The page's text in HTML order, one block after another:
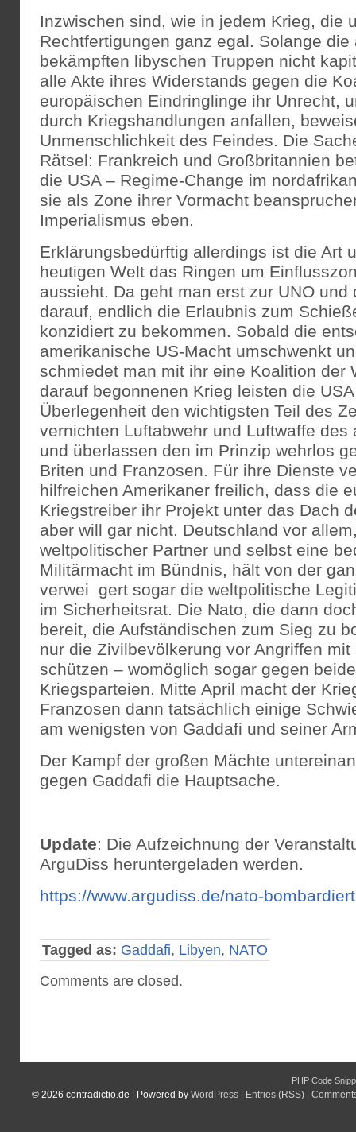
Inzwischen sind, wie in jedem Krieg, die
Rechtfertigungen ganz egal. Solange die
bekämpften libyschen Truppen nicht
alle Akte ihres Widerstands gegen die
europäischen Eindringlinge ihr Unrecht,
durch Kriegshandlungen anfallen,
Unmenschlichkeit des Feindes. Die
Rätsel: Frankreich und Großbritannien
die USA – Regime-Change im
sie als Zone ihrer Vormacht
Imperialismus eben.
Erklärungsbedürftig allerdings ist die Art
heutigen Welt das Ringen um
aussieht. Da geht man erst zur UNO und
darauf, endlich die Erlaubnis zum
konzidiert zu bekommen. Sobald die
amerikanische US-Macht umschwenkt
schmiedet man mit ihr eine Koalition der
darauf begonnenen Krieg leisten die
Überlegenheit den wichtigsten Teil des
vernichten Luftabwehr und Luftwaffe des
und überlassen den im Prinzip wehrlos
Briten und Franzosen. Für ihre Dienste
hilfreichen Amerikaner freilich, dass die
Kriegstreiber ihr Projekt unter das Dach
aber will gar nicht. Deutschland vor
weltpolitischer Partner und selbst eine
Militärmacht im Bündnis, hält von der
verwei gert sogar die weltpolitische
im Sicherheitsrat. Die Nato, die dann
bereit, die Aufständischen zum Sieg zu
nur die Zivilbevölkerung vor Angriffen
schützen – womöglich sogar gegen
Kriegsparteien. Mitte April macht der
Franzosen dann tatsächlich einige
am wenigsten von Gaddafi und seiner
Der Kampf der großen Mächte
gegen Gaddafi die Hauptsache.
Update: Die Aufzeichnung der
ArguDiss heruntergeladen werden.
https://www.argudiss.de/nato-
Tagged as: Gaddafi, Libyen, NATO
Comments are closed.
PHP Code
© 2026 contradictio.de | Powered by WordPress | Entries (RSS) |